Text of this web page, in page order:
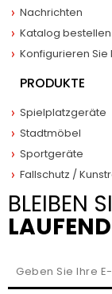
Nachrichten
Katalog bestellen
Konfigurieren
PRODUKTE
Spielplatzgeräte
Stadtmöbel
Sportgeräte
Fallschutz /
BLEIBEN